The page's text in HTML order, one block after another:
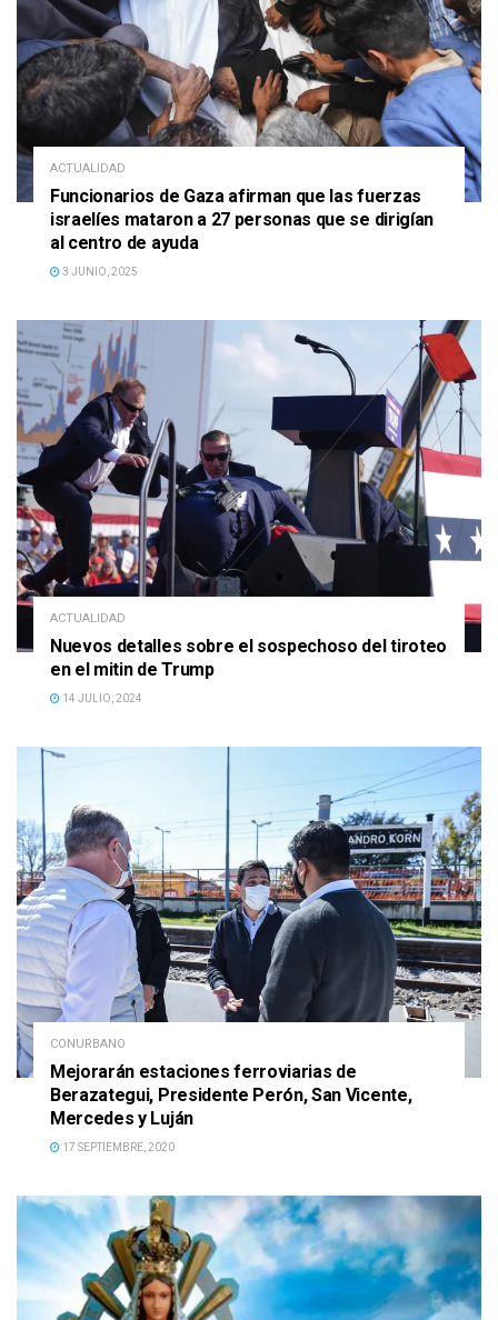
ACTUALIDAD
Funcionarios de Gaza afirman que las fuerzas
israelíes mataron a 27 personas que se dirigían
al centro de ayuda
3 JUNIO, 2025
ACTUALIDAD
Nuevos detalles sobre el sospechoso del tiroteo
en el mitin de Trump
14 JULIO, 2024
CONURBANO
Mejorarán estaciones ferroviarias de
Berazategui, Presidente Perón, San Vicente,
Mercedes y Luján
17 SEPTIEMBRE, 2020